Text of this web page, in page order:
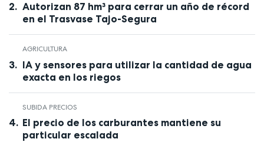
Autorizan 87 hm³ para cerrar un año de récord
en el Trasvase Tajo-Segura
AGRICULTURA
IA y sensores para utilizar la cantidad de agua
exacta en los riegos
SUBIDA PRECIOS
El precio de los carburantes mantiene su
particular escalada